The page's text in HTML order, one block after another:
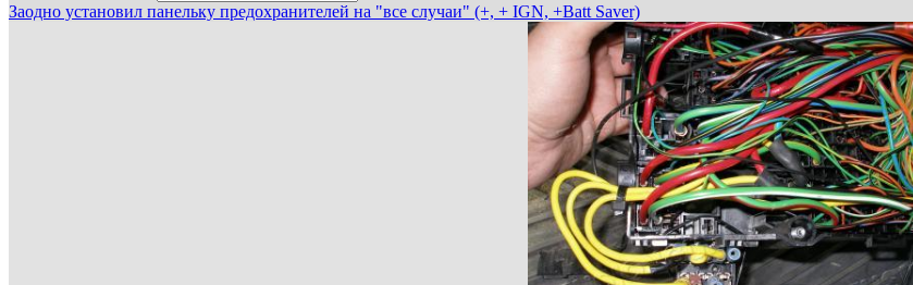
Заодно установил панельку предохранителей на "все случаи" (+, + IGN, +Batt Saver)